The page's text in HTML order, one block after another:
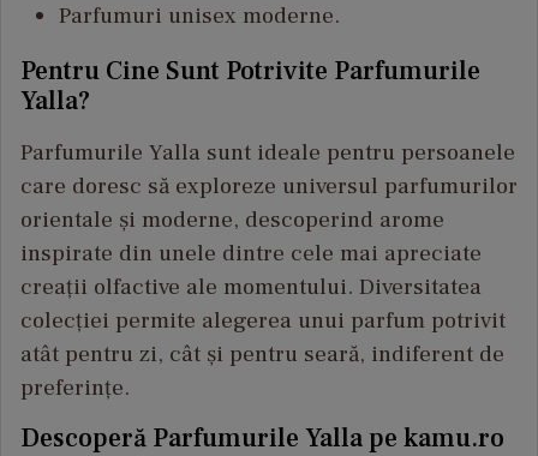
Parfumuri unisex moderne.
Pentru Cine Sunt Potrivite Parfumurile
Yalla?
Parfumurile Yalla sunt ideale pentru persoanele
care doresc să exploreze universul parfumurilor
orientale și moderne, descoperind arome
inspirate din unele dintre cele mai apreciate
creații olfactive ale momentului. Diversitatea
colecției permite alegerea unui parfum potrivit
atât pentru zi, cât și pentru seară, indiferent de
preferințe.
Descoperă Parfumurile Yalla pe kamu.ro